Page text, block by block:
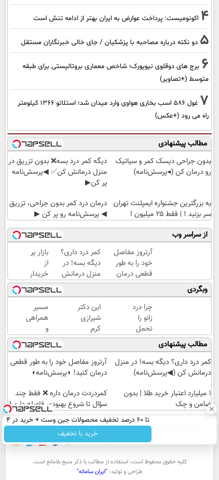
4 اکونومیست: پرداخت عوارض به ایران بهتر از ادامه تنش است
5 دو نکته درباره مصاحبه با پزشکیان / جای خالی خبرنگاران مستقل
6 برج های دوقلوی نیویورک؛ شاخص معماری بروتالیستی برای طبقه
متوسط (+تصاویر)
7
غول 586 اسب بخاری هواوی وارد میدان شد؛ استلاتو 1366 کیلومتر
راه می رود (+عکس)
مطالب پیشنهادی
بدون جراحی دیسک کمر و سیاتیک
رو درمان کن (◂پرسش‌نامه)
دیگه کمر درد بسه❌ بدون تزریق در
منزل درمانش کن✅ ◀پرسش‌نامه
پر کن▶
به بزرگترین جشنواره ایمپلنت تهران
سر بزنید ! | فقط ۲۵ میلیون !
درمان درد کمر بدون جراحی، تزریق
◀ پرسش‌نامه رو پر کن ▶
از سراسر وب
آرتروز مفاصل
خود را به طور
قطعی درمان
کنید!
◂پرسش‌نامه▸
کمر درد داری؟
دیگه بسه! در
منزل درمانش
کن
(◀پرسش‌نامه)
بازار پر
از
خریدار
جک
S3 /
ماشینتو
به
راحتی
بفروش
وبگردی
چرا درد
زانو را
تحمل
می‌کنی؟
خیلی
ساده
درمنزل
کن
این دکتر
شیرازی
کرم
ترمیم
زخم
ایرانی را
ساخت!!!
مسیر
همراهی
و
گزارش
عملکرد
گروه
اسنپ
۱۴۰۴
مطالب پیشنهادی
کمر درد داری؟ دیگه بسه! در منزل
درمانش کن (◀پرسش‌نامه)
آرتروز مفاصل خود را به طور قطعی
درمان کنید! ◗پرسش‌نامه◖
۱ میلیارد اعتبار خرید طلا | بدون
ضامن و چک
‌کمردردت درمان داره ❌ فقط چند
سؤال تا شروع بهبودی فاصله‌ داری!
تا 60 درصد تخفیف محصولات جین وست + خرید در 4
قسط
خرید با تخفیف عصر ایران۲ درباره عصرایران تماس با ما
آب و هوا اوقات شرعی سواد زندگی
كليه حقوق محفوظ است، استفاده از مطالب با ذكر منبع بلامانع است.
طراحی و تولید:"ایران سامانه"